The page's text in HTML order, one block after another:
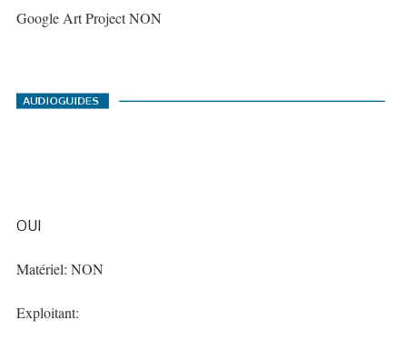
Google Art Project NON
OUI
Matériel: NON
Exploitant: